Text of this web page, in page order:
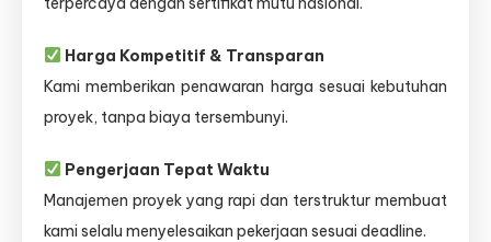
Harga Kompetitif & Transparan
Kami memberikan penawaran harga sesuai kebutuhan
proyek, tanpa biaya tersembunyi.
Pengerjaan Tepat Waktu
Manajemen proyek yang rapi dan terstruktur membuat
kami selalu menyelesaikan pekerjaan sesuai deadline.